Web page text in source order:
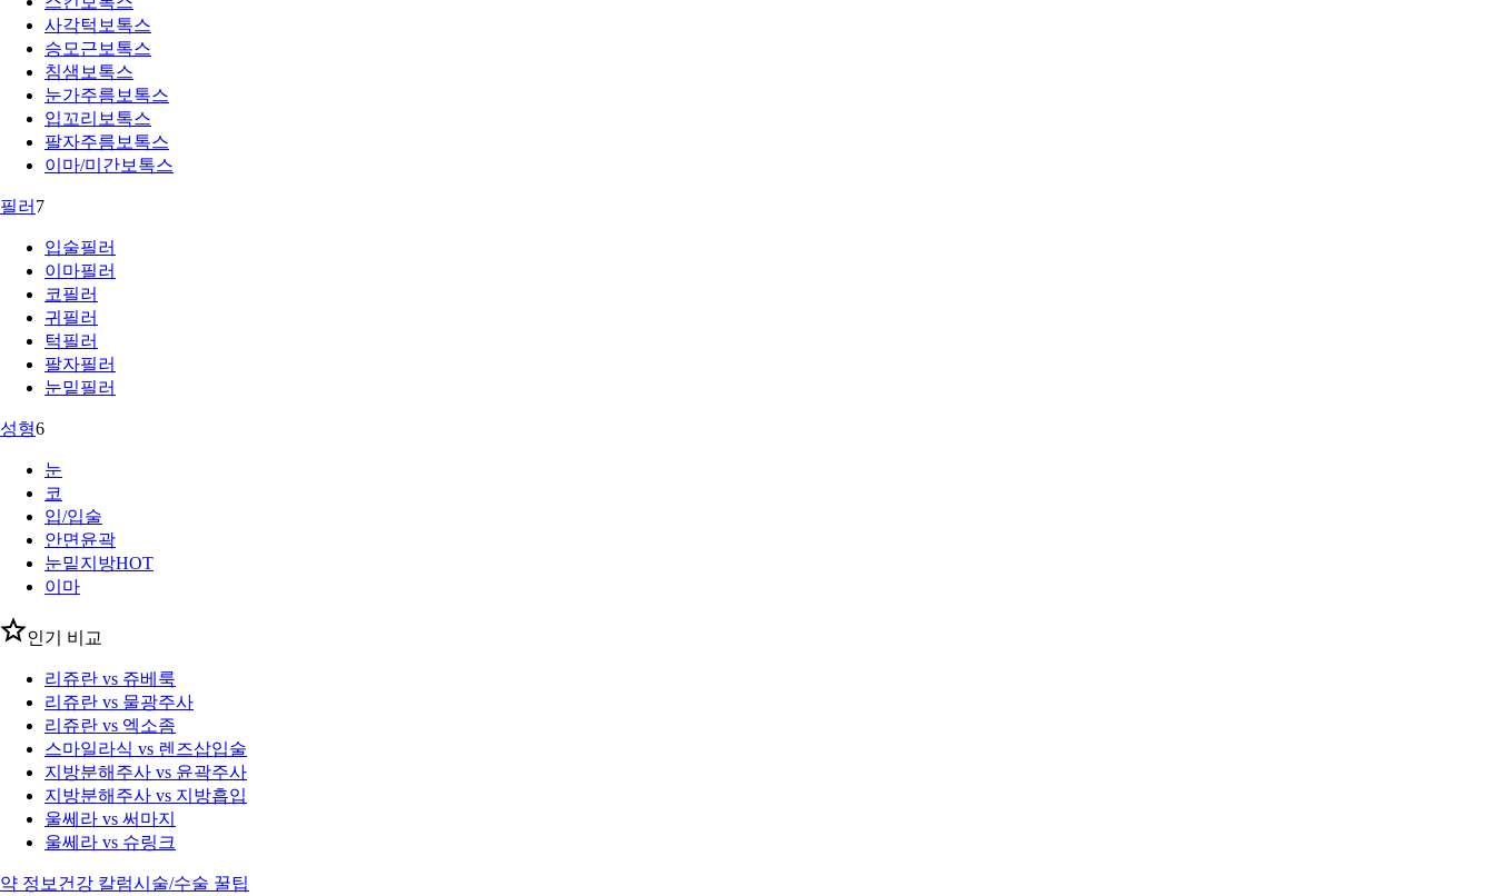
사각턱보톡스
승모근보톡스
침샘보톡스
눈가주름보톡스
입꼬리보톡스
팔자주름보톡스
이마/미간보톡스
필러 7
입술필러
이마필러
코필러
귀필러
턱필러
팔자필러
눈밑필러
성형6
눈
코
입/입술
안면윤곽
눈밑지방HOT
이마
인기 비교
리쥬란 vs 쥬베룩
리쥬란 vs 물광주사
리쥬란 vs 엑소좀
스마일라식 vs 렌즈삽입술
지방분해주사 vs 윤곽주사
지방분해주사 vs 지방흡입
울쎄라 vs 써마지
울쎄라 vs 슈링크
약 정보 건강 칼럼시술/수술 꿀팁